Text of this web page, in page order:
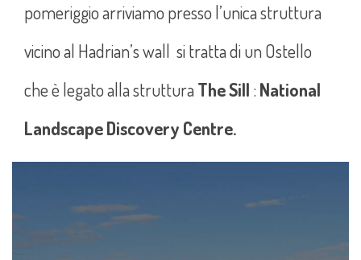
pomeriggio arriviamo presso l’unica struttura
vicino al Hadrian’s wall si tratta di un Ostello
che è legato alla strutturaThe Sill : National
Landscape Discovery Centre.